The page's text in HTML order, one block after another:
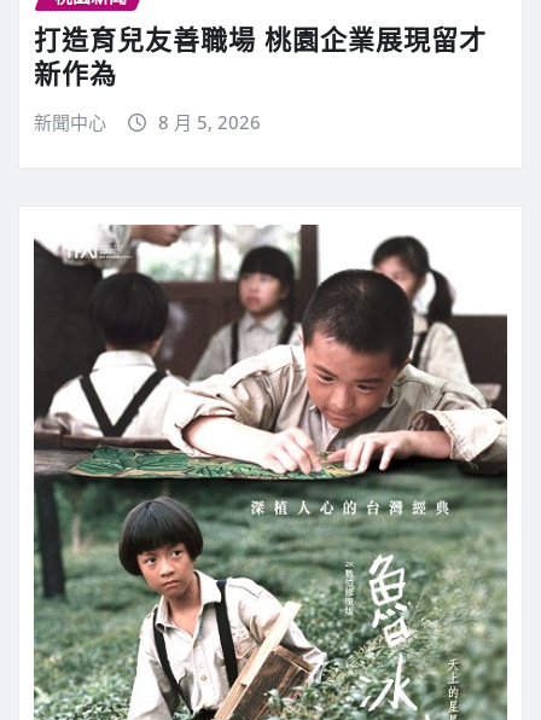
打造育兒友善職場 桃園企業展現留才
新作為
新聞中心 8 月 5, 2026